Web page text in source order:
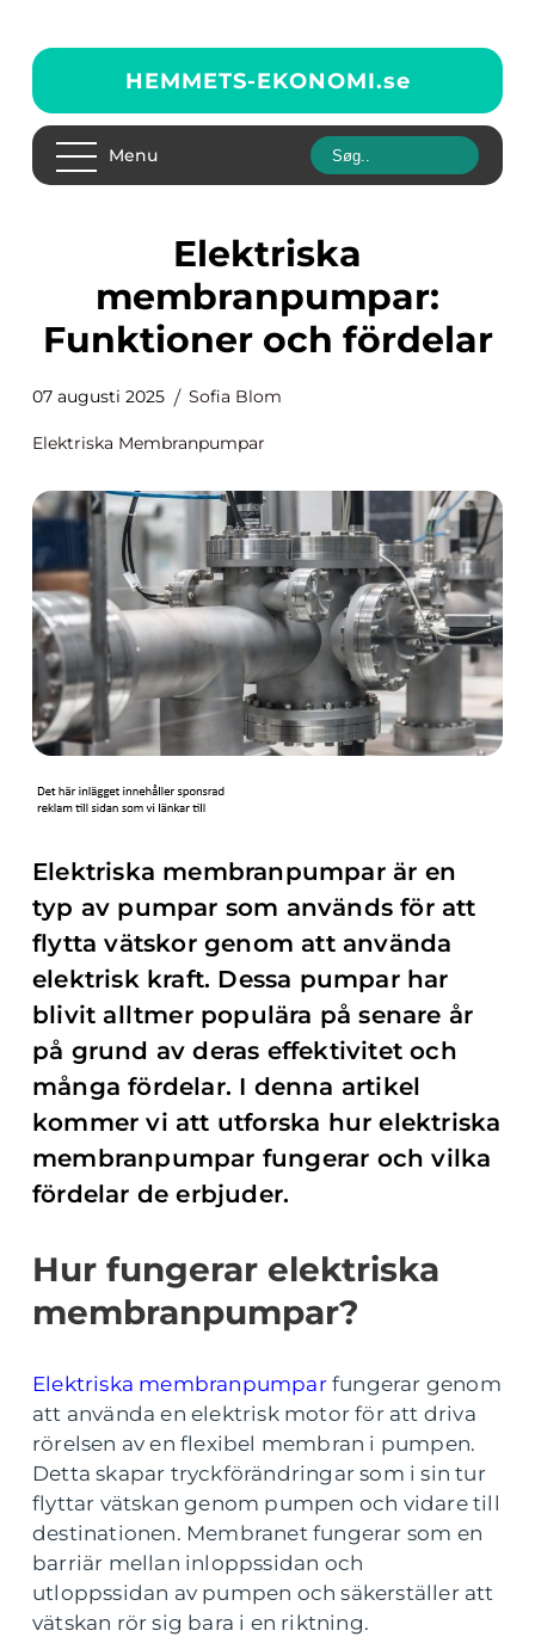
HEMMETS-EKONOMI.se
Menu
Elektriska
membranpumpar:
Funktioner och fördelar
07 augusti 2025 Sofia Blom
Elektriska Membranpumpar
Elektriska membranpumpar är en
typ av pumpar som används för att
flytta vätskor genom att använda
elektrisk kraft. Dessa pumpar har
blivit alltmer populära på senare år
på grund av deras effektivitet och
många fördelar. I denna artikel
kommer vi att utforska hur elektriska
membranpumpar fungerar och vilka
fördelar de erbjuder.
Hur fungerar elektriska
membranpumpar?
Elektriska membranpumparfungerar genom
att använda en elektrisk motor för att driva
rörelsen av en flexibel membran i pumpen.
Detta skapar tryckförändringar som i sin tur
flyttar vätskan genom pumpen och vidare till
destinationen. Membranet fungerar som en
barriär mellan inloppssidan och
utloppssidan av pumpen och säkerställer att
vätskan rör sig bara i en riktning.